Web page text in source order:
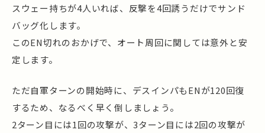
スウェー持ちが4人いれば、反撃を4回誘うだけでサンド
バッグ化します。
このEN切れのおかげで、オート周回に関しては意外と安
定します。
ただ自軍ターンの開始時に、デスインパもENが120回復
するため、なるべく早く倒しましょう。
2ターン目には1回の攻撃が、3ターン目には2回の攻撃が